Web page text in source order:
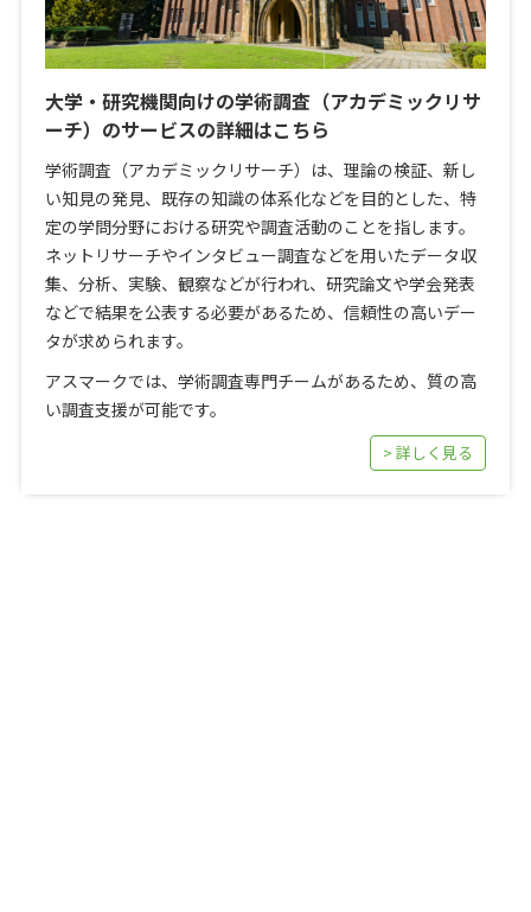
大学・研究機関向けの学術調査（アカデミックリサ
ーチ）のサービスの詳細はこちら
学術調査（アカデミックリサーチ）は、理論の検証、新し
い知見の発見、既存の知識の体系化などを目的とした、特
定の学問分野における研究や調査活動のことを指します。
ネットリサーチやインタビュー調査などを用いたデータ収
集、分析、実験、観察などが行われ、研究論文や学会発表
などで結果を公表する必要があるため、信頼性の高いデー
タが求められます。
アスマークでは、学術調査専門チームがあるため、質の高
い調査支援が可能です。
> 詳しく見る